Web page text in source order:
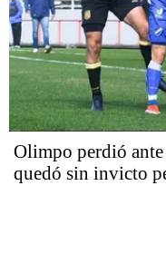
Olimpo perdió
quedó sin invicto